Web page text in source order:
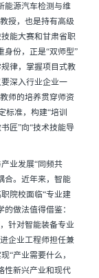
能源汽车检测与维
授，也是持有高级
能大赛和甘肃省职
身份，正是“双师型”
律，掌握项目式教
深入行业企业一
师的培养贯穿师资
标准，构建“培训
匠”向“技术技能导
业发展“同频共
合。近年来，智能
院校面临“专业建
做法值得借鉴：
针对智能装备专业
企业工程师担任兼
“产业需要什么，
性新兴产业和现代